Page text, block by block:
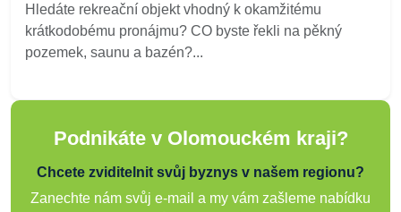
Hledáte rekreační objekt vhodný k okamžitému
krátkodobému pronájmu? CO byste řekli na pěkný
pozemek, saunu a bazén?...
Podnikáte v Olomouckém kraji?
Chcete zviditelnit svůj byznys v našem regionu?
Zanechte nám svůj e-mail a my vám zašleme nabídku